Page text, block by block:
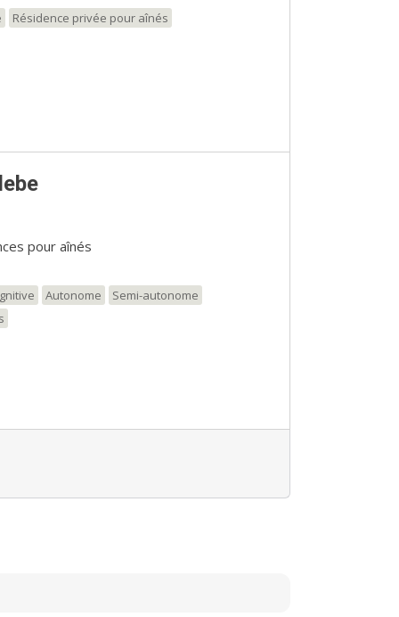
Résidence privée pour aînés
pour aînés
Autonome
Semi-autonome